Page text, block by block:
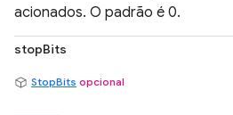
acionados. O padrão é 0.
stopBits
StopBits opcional